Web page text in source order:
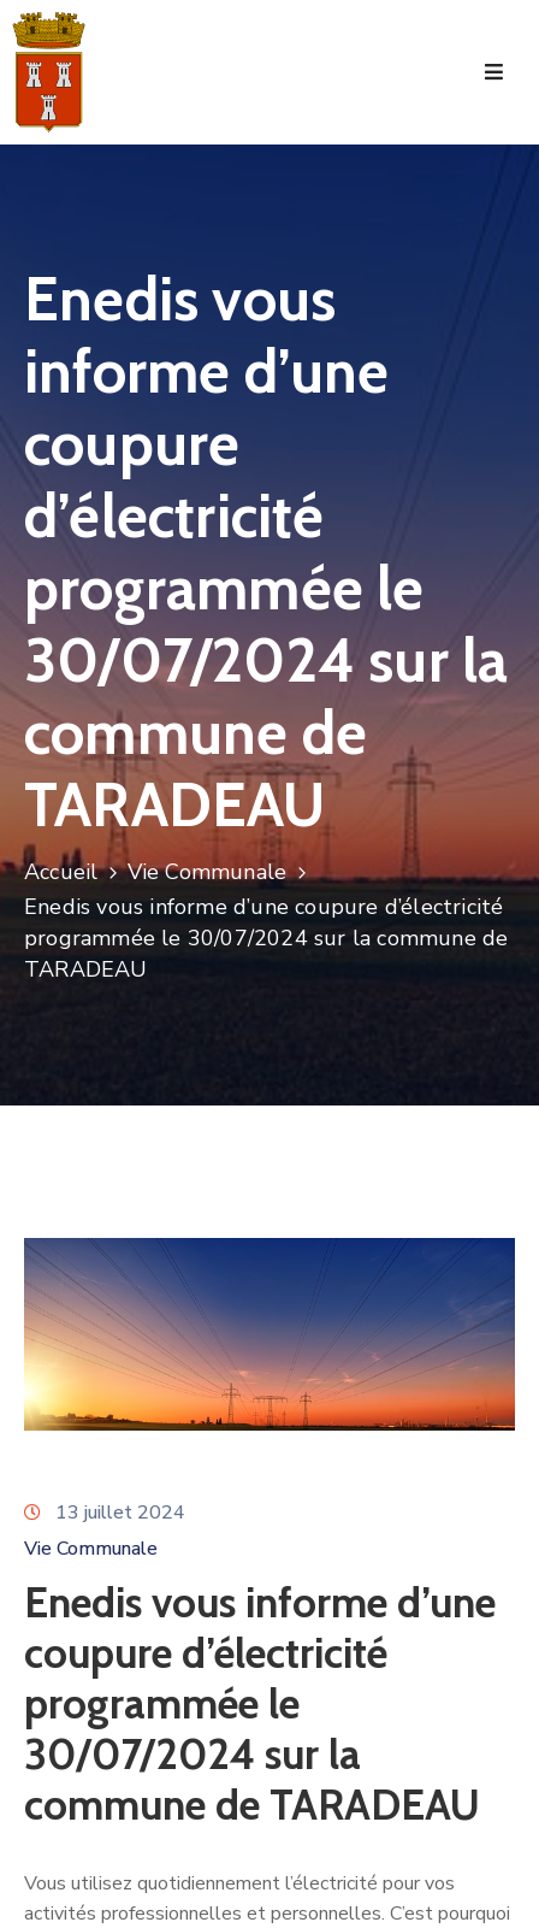
Accueil
Manifestations
Vie
Municipale
Services
Jeunesse
Enedis vous
informe d’une
coupure
d’électricité
programmée le
30/07/2024 sur la
commune de
TARADEAU
Accueil
Vie Communale
Enedis vous informe d’une coupure d’électricité
programmée le 30/07/2024 sur la commune de
TARADEAU
13 juillet 2024
Vie Communale
Enedis vous informe d’une
coupure d’électricité
programmée le
30/07/2024 sur la
commune de TARADEAU
Vous utilisez quotidiennement l’électricité pour vos
activités professionnelles et personnelles. C’est pourquoi